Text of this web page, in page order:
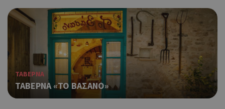
ΤΑΒΕΡΝΑ
ΤΑΒΕΡΝΑ «ΤΟ ΒΑΣΑΝΟ»